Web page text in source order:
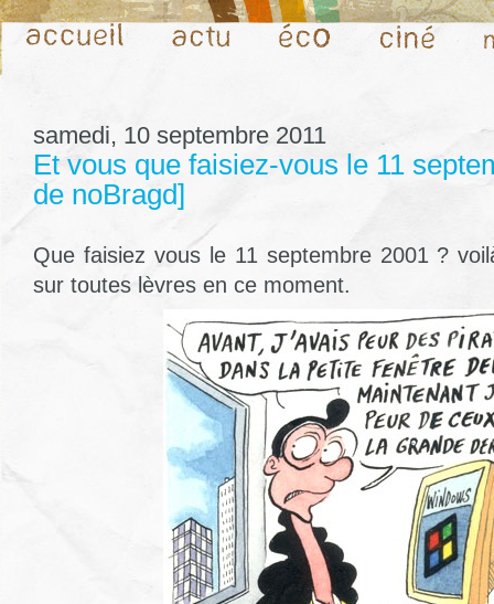
samedi, 10 septembre 2011
Et vous que faisiez-vous le 11
de noBragd]
Que faisiez vous le 11 septembre 2001 ?
sur toutes lèvres en ce moment.